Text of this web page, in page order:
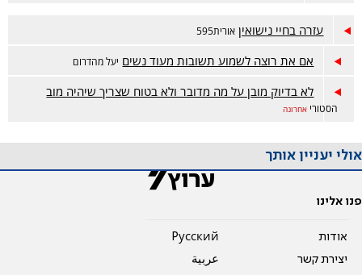
עזרה בחיי נישואין אורית595
אם את רוצה לשמוע תשובות מעוד נשים יעל מהדרום
לא בדיוק מובן על מה מדובר ולא בטוח שצריך שיהיה מוב
הסטורי אחרונה
אולי יעניין אותך
פנו אלינו
אודות
יצירת קשר
Pусский
عربية